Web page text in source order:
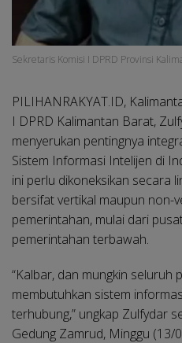
Sekretaris Komisi I DPRD Provinsi
PILIHANRAKYAT.ID,
I DPRD Kalimantan Barat,
menyerukan pentingnya
Sistem Informasi Intelijen di
ini perlu dikoneksikan secara
bersifat vertikal maupun non-
pemerintahan, mulai dari
pemerintahan terbawah.
“Kalbar, dan mungkin seluruh
membutuhkan sistem
terhubung,” ungkap Zulfydar
Gedung Zamrud, Minggu (13/